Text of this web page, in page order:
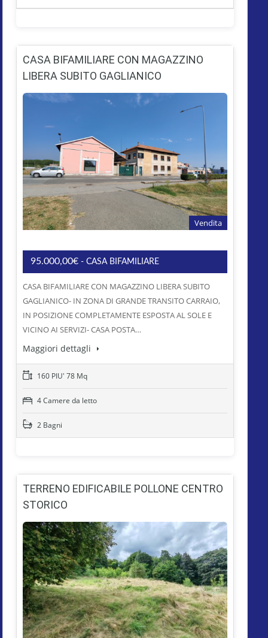
CASA BIFAMILIARE CON MAGAZZINO
LIBERA SUBITO GAGLIANICO
Vendita
95.000,00€ - CASA BIFAMILIARE
CASA BIFAMILIARE CON MAGAZZINO LIBERA SUBITO
GAGLIANICO- IN ZONA DI GRANDE TRANSITO CARRAIO,
IN POSIZIONE COMPLETAMENTE ESPOSTA AL SOLE E
VICINO AI SERVIZI- CASA POSTA…
Maggiori dettagli
160 PIU' 78 Mq
4 Camere da letto
2 Bagni
TERRENO EDIFICABILE POLLONE CENTRO
STORICO